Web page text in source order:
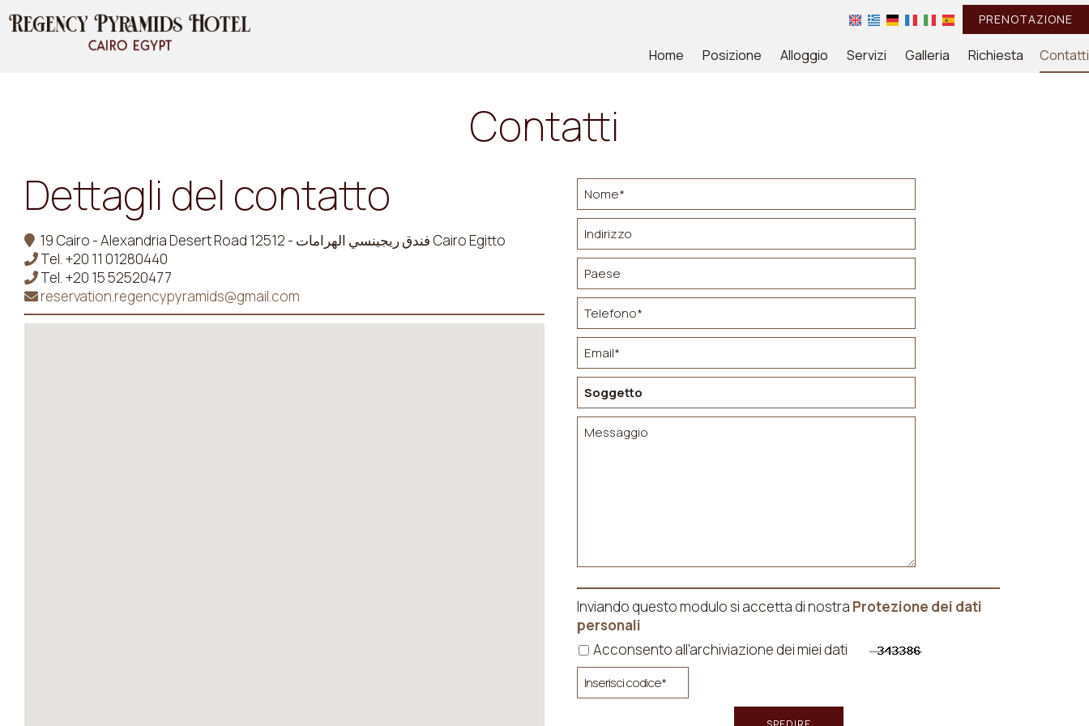
PRENOTAZIONE
Home Posizione Alloggio Servizi Galleria Richiesta Contatti
Contatti
Dettagli del contatto
19 Cairo - Alexandria Desert Road فندق ريجينسي الهرامات - 12512 Cairo Egitto
Tel. +20 11 01280440
Tel. +20 15 52520477
reservation.regencypyramids@gmail.com
Inviando questo modulo si accetta di nostra Protezione dei dati
personali
Acconsento all'archiviazione dei miei dati